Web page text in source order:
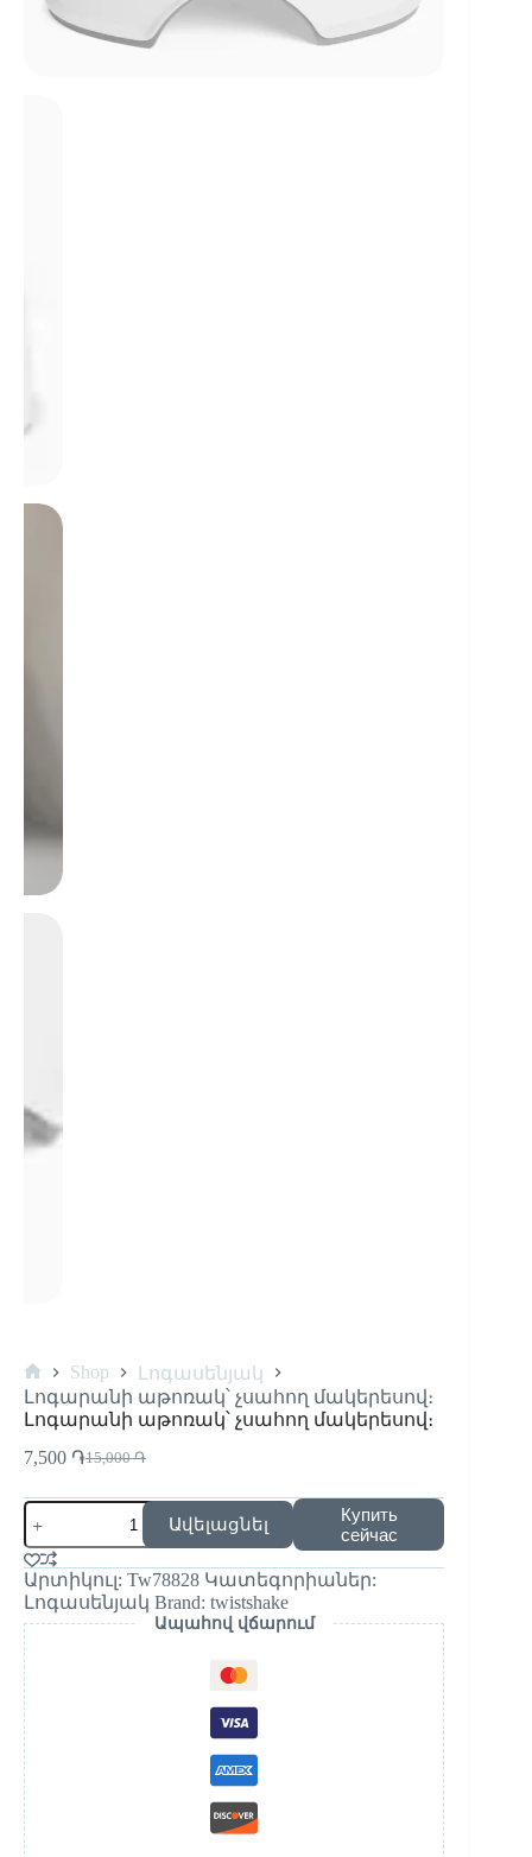
Shop
Լոգասենյակ
Լոգարանի աթոռակ՝ չսահող մակերեսով։
Լոգարանի աթոռակ՝ չսահող մակերեսով։
15,000֏
7,500 ֏
Ավելացնել
Купить
сейчас
Արտիկուլ: Tw78828 Կատեգորիաներ:
Լոգասենյակ Brand: twistshake
Ապահով վճարում